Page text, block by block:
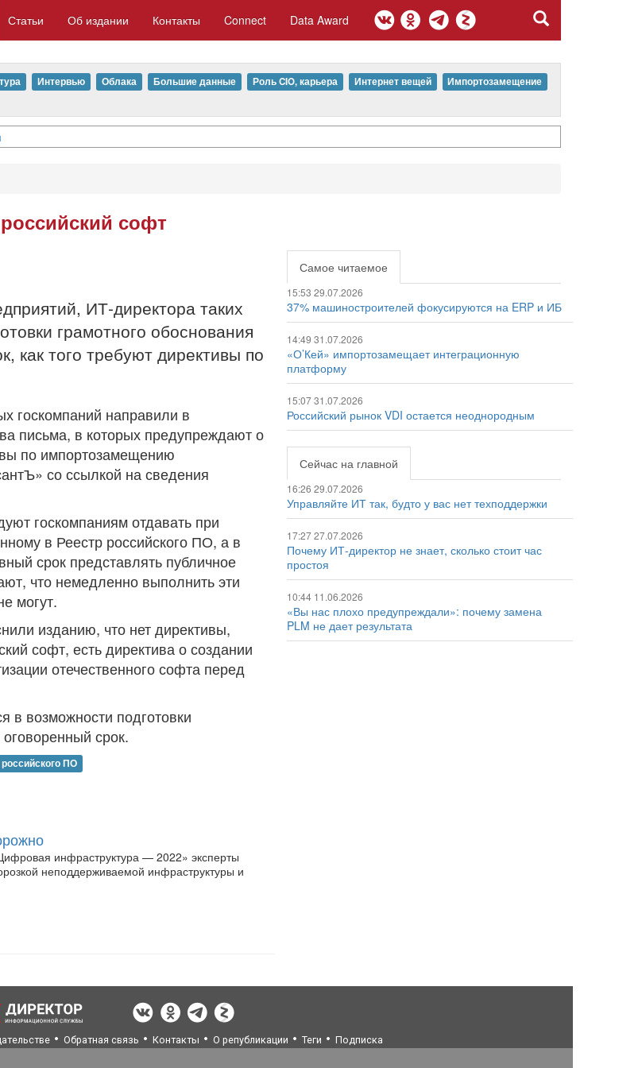
Статьи Об издании Контакты Connect Data Award
Интервью Облака Большие данные Роль CIO, карьера Интернет вещей
Импортозамещение
софт
ИТ-директора таких
грамотного обоснования
как того требуют директивы по
госкомпаний направили в
письма, в которых предупреждают о
по импортозамещению
со ссылкой на сведения
госкомпаниям отдавать при
в Реестр российского ПО, а в
срок представлять публичное
что немедленно выполнить эти
могут.
изданию, что нет директивы,
софт, есть директива о создании
отечественного софта перед
в возможности подготовки
срок.
ПО
инфраструктура — 2022» эксперты
неподдерживаемой инфраструктуры и
Самое читаемое
15:53 29.07.2026
37% машиностроителей фокусируются на ERP и ИБ
14:49 31.07.2026
«О’Кей» импортозамещает интеграционную
платформу
15:07 31.07.2026
Российский рынок VDI остается неоднородным
Сейчас на главной
16:26 29.07.2026
Управляйте ИТ так, будто у вас нет техподдержки
17:27 27.07.2026
Почему ИТ-директор не знает, сколько стоит час
простоя
10:44 11.06.2026
«Вы нас плохо предупреждали»: почему замена
PLM не дает результата
Обратная связь Контакты О републикации Теги Подписка